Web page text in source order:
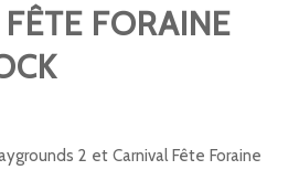
FORAINE
2 et Carnival Fête Foraine